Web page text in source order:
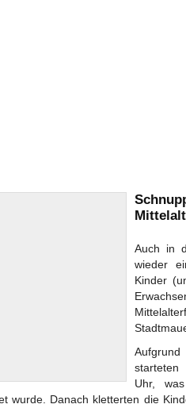
Auch in
wieder
Kinder
Uhr,
wurde. Danach kletterten die